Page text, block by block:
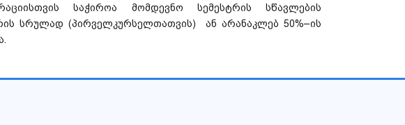
საჭიროა მომდევნო სემესტრის სწავლების
სრულად (პირველკურსელთათვის) ან არანაკლებ 50%–ის